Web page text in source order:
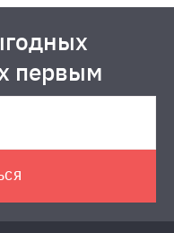
первым